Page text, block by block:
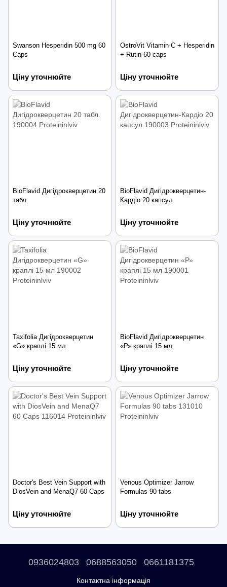
Swanson Hesperidin 500 mg 60
Caps
Ціну уточнюйте
OstroVit Vitamin C + Hesperidin
+ Rutin 60 caps
Ціну уточнюйте
BioFlavid Дигідрокверцетин 20
табл.
Ціну уточнюйте
BioFlavid Дигідрокверцетин-
Кардіо 20 капсул
Ціну уточнюйте
Taxifolia Дигідрокверцетин
«G» краплі 15 мл
Ціну уточнюйте
BioFlavid Дигідрокверцетин
«Р» краплі 15 мл
Ціну уточнюйте
Doctor's Best Vein Support with
DiosVein and MenaQ7 60 Caps
Ціну уточнюйте
Venous Optimizer Jarrow
Formulas 90 tabs
Ціну уточнюйте
0936024803 0688563050 0661181375
Контактна інформація